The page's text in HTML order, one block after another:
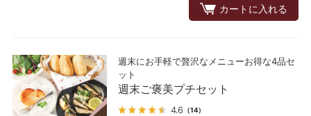
カートに入れる
週末にお手軽で贅沢なメニューお得な4品セ
ット
週末ご褒美プチセット
4.6 （14）